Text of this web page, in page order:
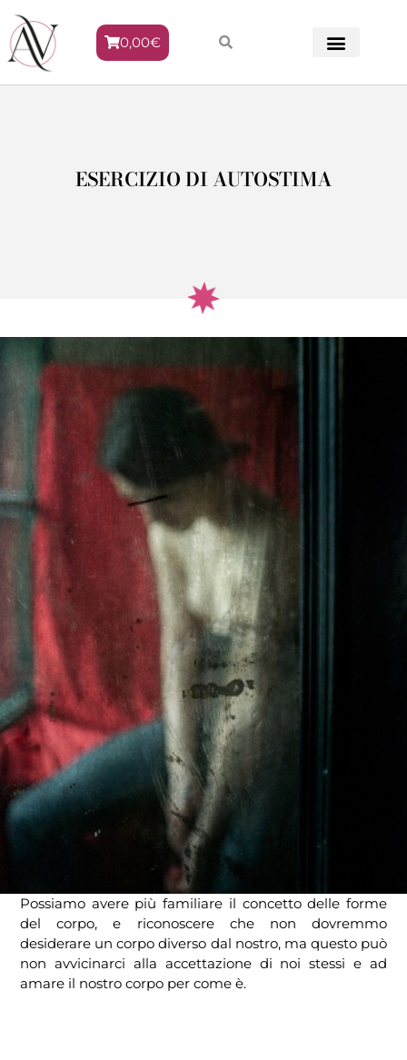
0,00€
ESERCIZIO DI AUTOSTIMA
Possiamo avere più familiare il concetto delle forme
del corpo, e riconoscere che non dovremmo
desiderare un corpo diverso dal nostro, ma questo può
non avvicinarci alla accettazione di noi stessi e ad
amare il nostro corpo per come è.